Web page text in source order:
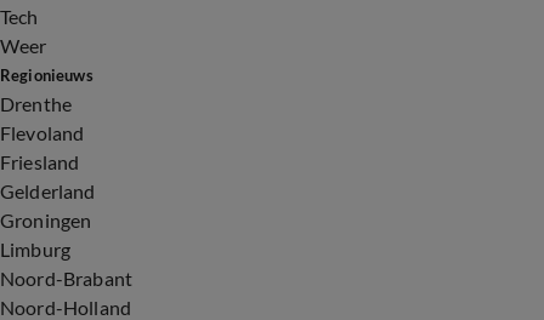
Tech
Weer
Regionieuws
Drenthe
Flevoland
Friesland
Gelderland
Groningen
Limburg
Noord-Brabant
Noord-Holland